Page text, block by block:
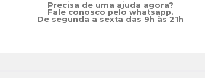
Precisa de uma ajuda agora?
Fale conosco pelo whatsapp.
De segunda a sexta das 9h às 21h